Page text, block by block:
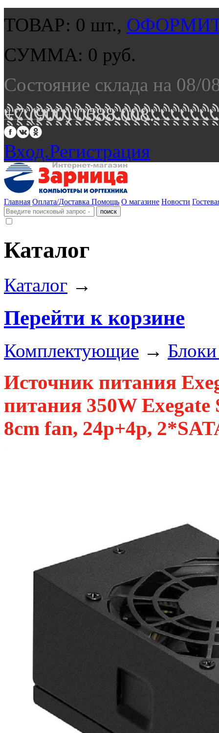
ТОВАР: 0 шт.,
СУММА: 0 руб.
Состояние склада на 08/
+7 (900) 0688 008.
Вход.Регистрация
Главная Оплата/Доставка Помощь О магазине Новости
Каталог
Каталог →
Перейти к корзине
Комплектующие →
Источник питания
питания 350W Exegate
8cm fan, 24p+4p,